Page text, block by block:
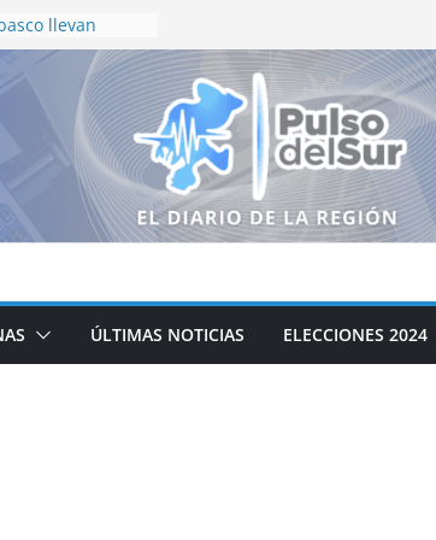
llevan
a niñas y
67% de
pero el lirio
parte del
ESTABLECERÁ
DE OPERACIÓN:
OTRO EN EL
municipios
entre
ÚLTIMAS NOTICIAS ELECCIONES 2024